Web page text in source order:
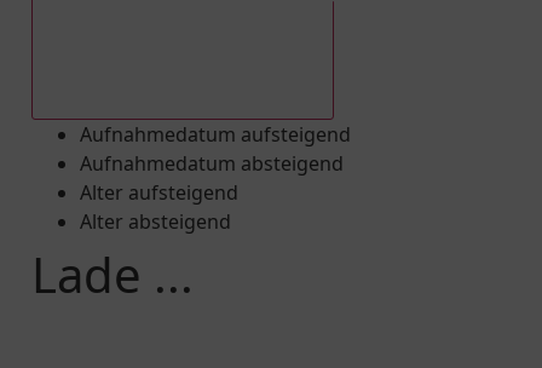
Aufnahmedatum aufsteigend
Aufnahmedatum absteigend
Alter aufsteigend
Alter absteigend
Lade ...